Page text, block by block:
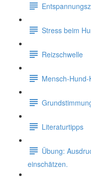
Stress beim
Reizschwelle
Mensch-
Literaturtipps
Übung:
einschätzen.